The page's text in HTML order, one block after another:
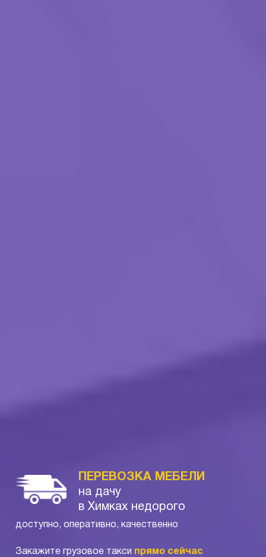
ПЕРЕВОЗКА МЕБЕЛИ
на дачу
в Химках недорого
доступно, оперативно, качественно
Закажите грузовое такси прямо сейчас